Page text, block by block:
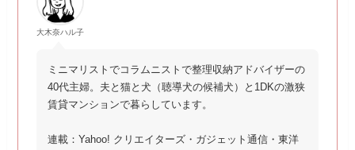
大木奈ハル子
ミニマリストでコラムニストで整理収納アドバイザーの
40代主婦。夫と猫と犬（聴導犬の候補犬）と1DKの激狭
賃貸マンションで暮らしています。
連載：Yahoo! クリエイターズ・ガジェット通信・東洋